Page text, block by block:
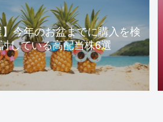
】今年のお盆までに購入を検
している高配当株6選